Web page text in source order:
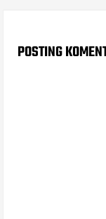
POSTING